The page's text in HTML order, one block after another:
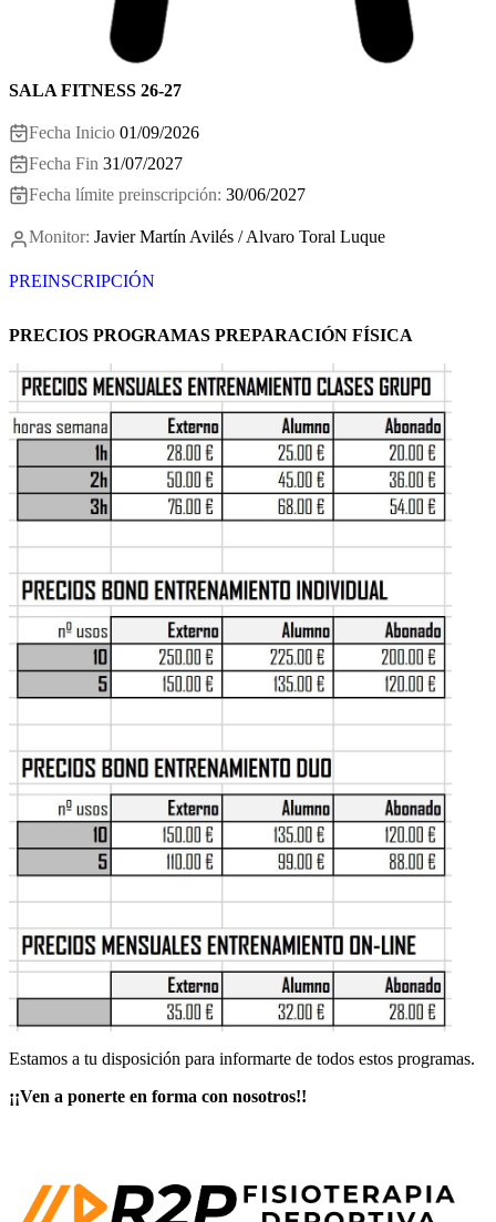
SALA FITNESS 26-27
Fecha Inicio 01/09/2026
Fecha Fin 31/07/2027
Fecha límite preinscripción: 30/06/2027
Monitor: Javier Martín Avilés / Alvaro Toral Luque
PREINSCRIPCIÓN
PRECIOS PROGRAMAS PREPARACIÓN FÍSICA
Estamos a tu disposición para informarte de todos estos programas.
¡¡Ven a ponerte en forma con nosotros!!